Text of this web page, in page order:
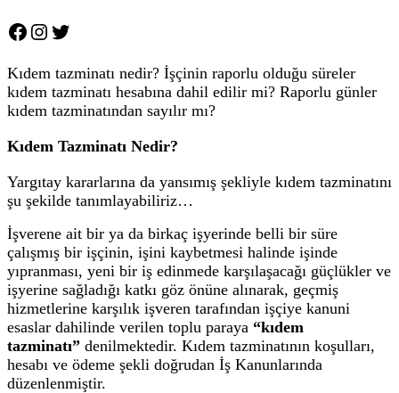
Facebook
Instagram
Twitter
Kıdem tazminatı nedir? İşçinin raporlu olduğu süreler
kıdem tazminatı hesabına dahil edilir mi? Raporlu günler
kıdem tazminatından sayılır mı?
Kıdem Tazminatı Nedir?
Yargıtay kararlarına da yansımış şekliyle kıdem tazminatını
şu şekilde tanımlayabiliriz…
İşverene ait bir ya da birkaç işyerinde belli bir süre
çalışmış bir işçinin, işini kaybetmesi halinde işinde
yıpranması, yeni bir iş edinmede karşılaşacağı güçlükler ve
işyerine sağladığı katkı göz önüne alınarak, geçmiş
hizmetlerine karşılık işveren tarafından işçiye kanuni
esaslar dahilinde verilen toplu paraya “kıdem
tazminatı” denilmektedir. Kıdem tazminatının koşulları,
hesabı ve ödeme şekli doğrudan İş Kanunlarında
düzenlenmiştir.